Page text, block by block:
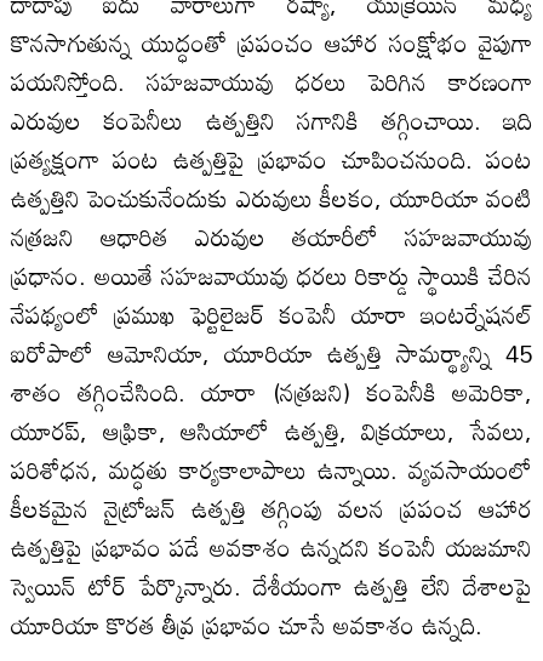
కొనసాగుతున్న యుద్ధంతో ప్రపంచం ఆహార సంక్షోభం వైపుగా
పయనిస్తోంది. సహజవాయువు ధరలు పెరిగిన కారణంగా
ఎరువుల కంపెనీలు ఉత్పత్తిని సగానికి తగ్గించాయి. ఇది
ప్రత్యక్షంగా పంట ఉత్పత్తిపై ప్రభావం చూపించనుంది. పంట
ఉత్పత్తిని పెంచుకునేందుకు ఎరువులు కీలకం, యూరియా వంటి
నత్రజని ఆధారిత ఎరువుల తయారీలో సహజవాయువు
ప్రధానం. అయితే సహజవాయువు ధరలు రికార్డు స్థాయికి చేరిన
నేపథ్యంలో ప్రముఖ ఫెర్టిలైజర్‌ కంపెనీ యారా ఇంటర్నేషనల్‌
ఐరోపాలో ఆమోనియా, యూరియా ఉత్పత్తి సామర్థ్యాన్ని 45
శాతం తగ్గించేసింది. యారా (నత్రజని) కంపెనీకి అమెరికా,
యూరప్‌, ఆఫ్రికా, ఆసియాలో ఉత్పత్తి, విక్రయాలు, సేవలు,
పరిశోధన, మద్ధతు కార్యకాలాపాలు ఉన్నాయి. వ్యవసాయంలో
కీలకమైన నైట్రోజన్‌ ఉత్పత్తి తగ్గింపు వలన ప్రపంచ ఆహార
ఉత్పత్తిపై ప్రభావం పడే అవకాశం ఉన్నదని కంపెనీ యజమాని
స్వెయిన్‌ టోర్‌ పేర్కొన్నారు. దేశీయంగా ఉత్పత్తి లేని దేశాలపై
యూరియా కొరత తీవ్ర ప్రభావం చూసే అవకాశం ఉన్నది.